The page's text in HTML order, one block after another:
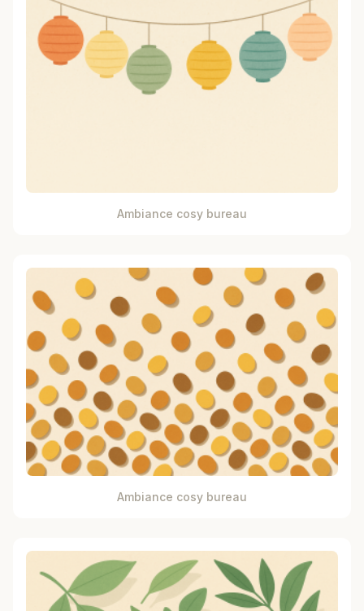
Ambiance cosy bureau
Ambiance cosy bureau